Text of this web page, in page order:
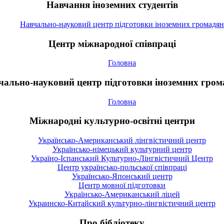
Навчання іноземних студентів
Навчально-науковий центр підготовки іноземних громадян
Центр міжнародної співпраці
Головна
науковий центр підготовки іноземних
Головна
Міжнародні культурно-освітні центри
Українсько-Американський лінгвістичний центр
Українсько-німецький культурний центр
Україно-Іспанський Культурно-Лінгвістичний Центр
Центр українсько-польської співпраці
Українсько-Японський центр
Центр мовної підготовки
Українсько-Американський ліцей
Украинско-Китайский культурно-лінгвістичний центр